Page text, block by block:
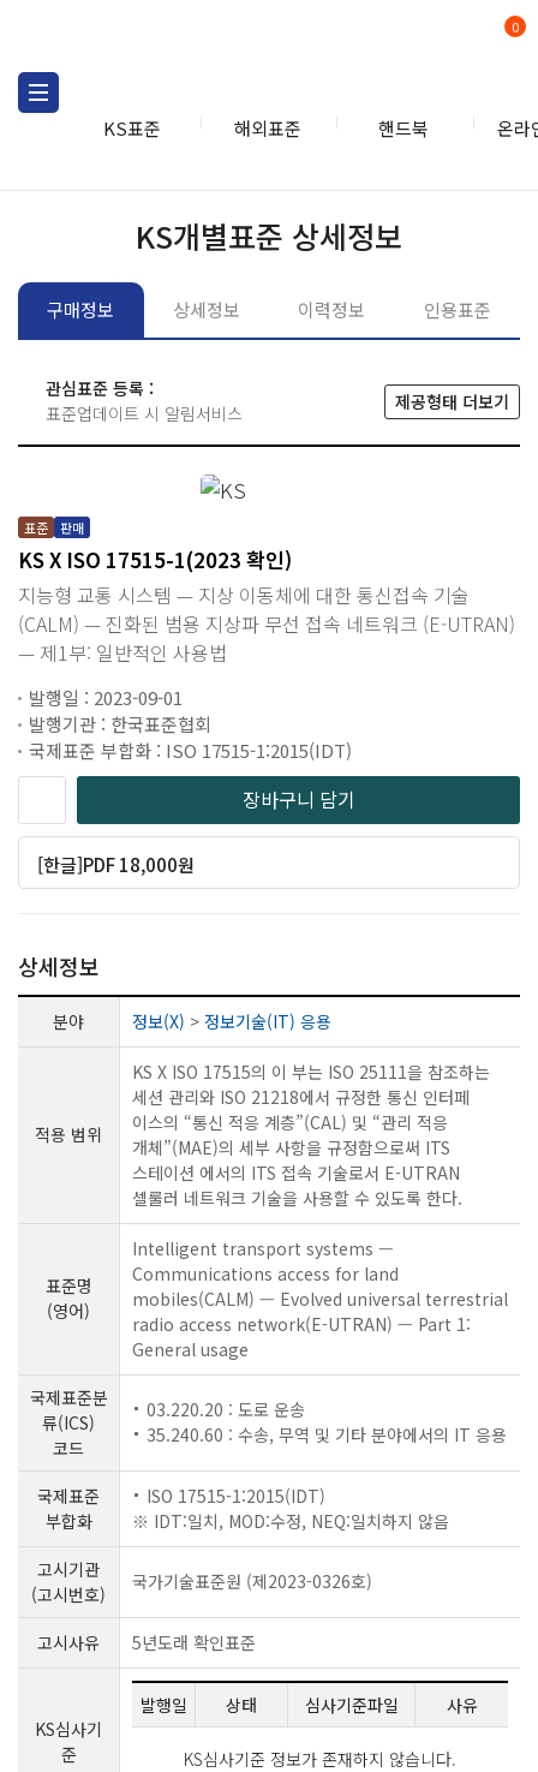
KS표준 해외표준 핸드북 온라
0
KS개별표준 상세정보
구매정보 상세정보 이력정보 인용표준
관심표준 등록 :
표준업데이트 시 알림서비스
제공형태 더보기
표준 판매
KS X ISO 17515-1(2023 확인)
지능형 교통 시스템 — 지상 이동체에 대한 통신접속 기술
(CALM) — 진화된 범용 지상파 무선 접속 네트워크 (E-UTRAN)
— 제1부: 일반적인 사용법
발행일 : 2023-09-01
발행기관 : 한국표준협회
국제표준 부합화 : ISO 17515-1:2015(IDT)
장바구니 담기
[한글]PDF 18,000원
상세정보
분야 정보(X) > 정보기술(IT) 응용
적용 범위
KS X ISO 17515의 이 부는 ISO 25111을 참조하는
세션 관리와 ISO 21218에서 규정한 통신 인터페
이스의 “통신 적응 계층”(CAL) 및 “관리 적응
개체”(MAE)의 세부 사항을 규정함으로써 ITS
스테이션 에서의 ITS 접속 기술로서 E-UTRAN
셀룰러 네트워크 기술을 사용할 수 있도록 한다.
표준명
(영어)
Intelligent transport systems —
Communications access for land
mobiles(CALM) — Evolved universal terrestrial
radio access network(E-UTRAN) — Part 1:
General usage
국제표준분
류(ICS)
코드
03.220.20 : 도로 운송
35.240.60 : 수송, 무역 및 기타 분야에서의 IT 응용
국제표준
부합화
ISO 17515-1:2015(IDT)
※ IDT:일치, MOD:수정, NEQ:일치하지 않음
고시기관
(고시번호)
국가기술표준원 (제2023-0326호)
고시사유 5년도래 확인표준
KS심사기
준
발행일 상태 심사기준파일 사유
KS심사기준 정보가 존재하지 않습니다.